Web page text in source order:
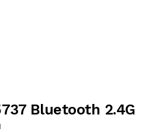
Bluetooth 2.4G